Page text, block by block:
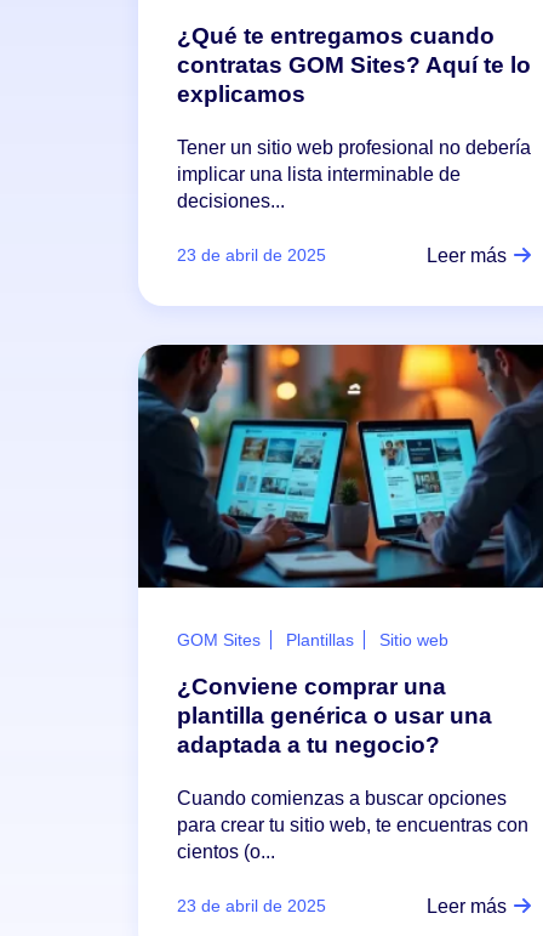
¿Qué te entregamos cuando
contratas GOM Sites? Aquí te lo
explicamos
Tener un sitio web profesional no debería
implicar una lista interminable de
decisiones...
23 de abril de 2025 Leer más
GOM Sites Plantillas Sitio web
¿Conviene comprar una
plantilla genérica o usar una
adaptada a tu negocio?
Cuando comienzas a buscar opciones
para crear tu sitio web, te encuentras con
cientos (o...
23 de abril de 2025 Leer más